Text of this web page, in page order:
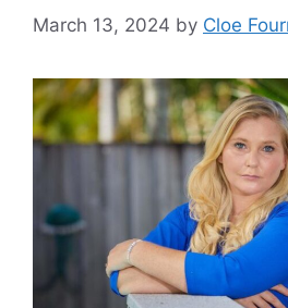
March 13, 2024 by Cloe